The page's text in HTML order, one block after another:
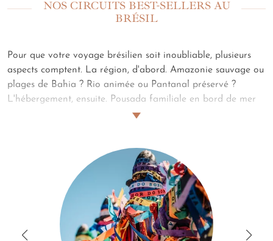
NOS CIRCUITS BEST-SELLERS AU
BRÉSIL
Pour que votre voyage brésilien soit inoubliable, plusieurs
aspects comptent. La région, d'abord. Amazonie sauvage ou
plages de Bahia ? Rio animée ou Pantanal préservé ?
L'hébergement, ensuite. Pousada familiale en bord de mer
ou lodge écologique en forêt ? Boutique-hôtel urbain ou
jungle, découvertes culinaires ou rencontres avec les
communautés locales ? Pour vous guider, voici nos circuits
emblématiques. Les plus authentiques. Histoire de s'en
inspirer pour tout ou partie.